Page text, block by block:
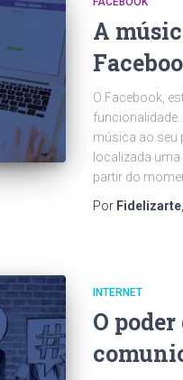
A
O Facebook,
funcionalidade.
música ao seu
localizada
partir do
Por Fidelizarte
INTERNET
O